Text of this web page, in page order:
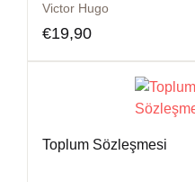
Victor Hugo
€19,90
Toplum Sözleşmesi